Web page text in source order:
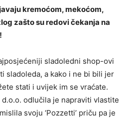
kremoćom, mekoćom,
zašto su redovi čekanja na
sladoledni shop-ovi
sladoleda, a kako i ne bi bili jer
stati i uvijek im se vraćate.
odlučila je napraviti vlastite
svoju ‘Pozzetti’ priču pa je